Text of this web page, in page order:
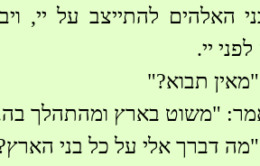
בני האלהים להתייצב על יי,
יי.
תבוא?"
"משוט בארץ ומהתהלך
"מה דברך אלי על כל בני